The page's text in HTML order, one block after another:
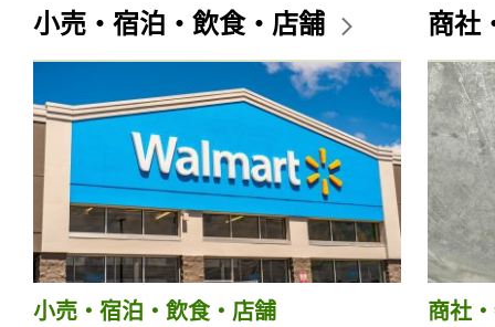
小売・宿泊・飲食・店舗
小売・宿泊・飲食・店舗
商社
商社